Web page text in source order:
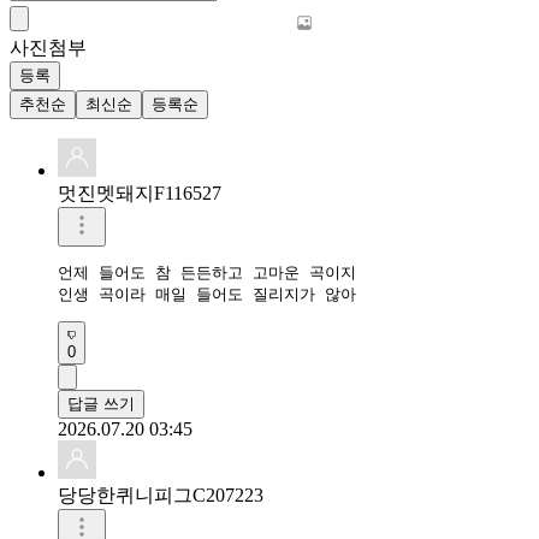
사진첨부
등록
추천순
최신순 등록순
멋진멧돼지F116527
언제 들어도 참 든든하고 고마운 곡이지
인생 곡이라 매일 들어도 질리지가 않아
0
답글 쓰기
2026.07.20 03:45
당당한퀴니피그C207223